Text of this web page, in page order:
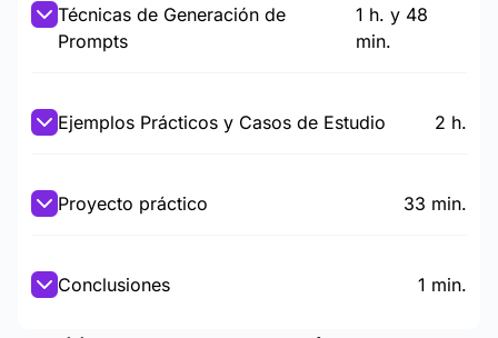
Técnicas de Generación de
Prompts
1 h. y 48
min.
Ejemplos Prácticos y Casos de Estudio 2 h.
Proyecto práctico 33 min.
Conclusiones 1 min.